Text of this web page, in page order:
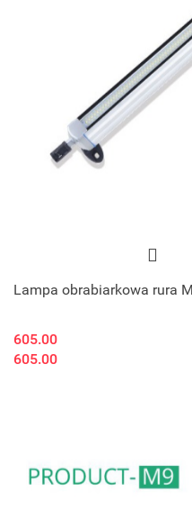
Lampa obrabiarkowa rura
605.00
605.00